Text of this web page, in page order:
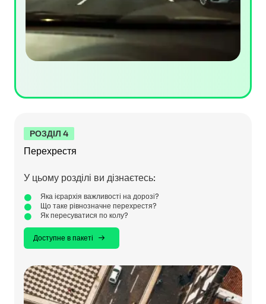
РОЗДІЛ 4
Перехрестя
У цьому розділі ви дізнаєтесь:
Яка ієрархія важливості на дорозі?
Що таке рівнозначне перехрестя?
Як пересуватися по колу?
Доступне в пакеті